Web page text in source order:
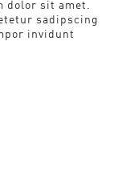
dolor sit amet.
sadipscing
invidunt